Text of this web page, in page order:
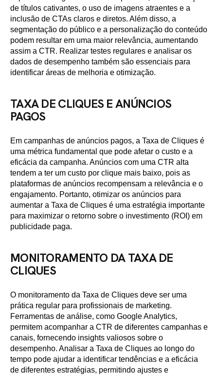
de títulos cativantes, o uso de imagens atraentes e a
inclusão de CTAs claros e diretos. Além disso, a
segmentação do público e a personalização do conteúdo
podem resultar em uma maior relevância, aumentando
assim a CTR. Realizar testes regulares e analisar os
dados de desempenho também são essenciais para
identificar áreas de melhoria e otimização.
TAXA DE CLIQUES E ANÚNCIOS
PAGOS
Em campanhas de anúncios pagos, a Taxa de Cliques é
uma métrica fundamental que pode afetar o custo e a
eficácia da campanha. Anúncios com uma CTR alta
tendem a ter um custo por clique mais baixo, pois as
plataformas de anúncios recompensam a relevância e o
engajamento. Portanto, otimizar os anúncios para
aumentar a Taxa de Cliques é uma estratégia importante
para maximizar o retorno sobre o investimento (ROI) em
publicidade paga.
MONITORAMENTO DA TAXA DE
CLIQUES
O monitoramento da Taxa de Cliques deve ser uma
prática regular para profissionais de marketing.
Ferramentas de análise, como Google Analytics,
permitem acompanhar a CTR de diferentes campanhas e
canais, fornecendo insights valiosos sobre o
desempenho. Analisar a Taxa de Cliques ao longo do
tempo pode ajudar a identificar tendências e a eficácia
de diferentes estratégias, permitindo ajustes e